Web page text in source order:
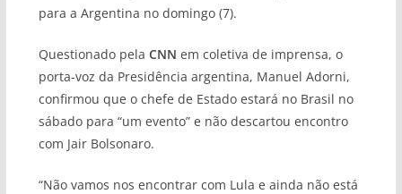
para a Argentina no domingo (7).
Questionado pela CNN em coletiva de imprensa, o
porta-voz da Presidência argentina, Manuel Adorni,
confirmou que o chefe de Estado estará no Brasil no
sábado para “um evento” e não descartou encontro
com Jair Bolsonaro.
“Não vamos nos encontrar com Lula e ainda não está